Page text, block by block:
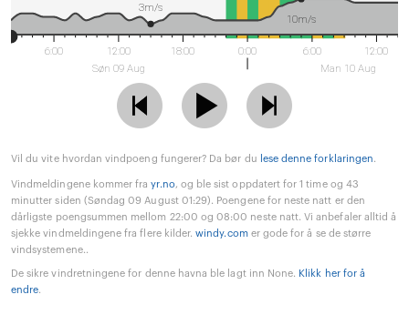
6:00
12:00
Søn 09 Aug
18:00 0:00 6:00
12:00
Man 10 Aug
10m/s
3m/s
Vil du vite hvordan vindpoeng fungerer? Da bør du lese denne forklaringen.
Vindmeldingene kommer frayr.no, og ble sist oppdatert for 1 time og 43
minutter siden (Søndag 09 August 01:29). Poengene for neste natt er den
dårligste poengsummen mellom 22:00 og 08:00 neste natt. Vi anbefaler alltid å
sjekke vindmeldingene fra flere kilder.windy.comer gode for å se de større
vindsystemene..
De sikre vindretningene for denne havna ble lagt inn None. Klikk her for å
endre.